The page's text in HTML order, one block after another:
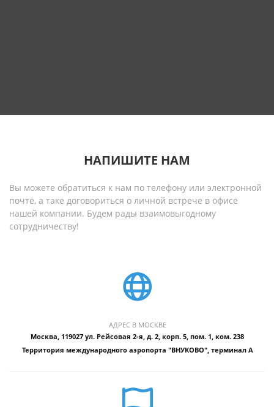
НАПИШИТЕ НАМ
Вы можете обратиться к нам по телефону или электронной
почте, а таке договориться о личной встрече в офисе
нашей компании. Будем рады взаимовыгодному
сотрудничеству!
АДРЕС В МОСКВЕ
Москва, 119027 ул. Рейсовая 2-я, д. 2, корп. 5, пом. 1, ком. 238
Территория международного аэропорта "ВНУКОВО", терминал А